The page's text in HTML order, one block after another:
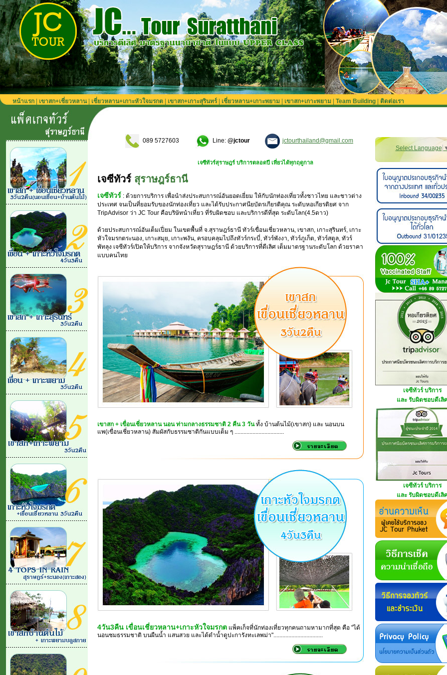
หน้าแรก เขาสก+เชี่ยวหลาน| เชี่ยวหลาน+เกาะหัวใจมรกต เขาสก+เกาะสุรินทร์| เชี่ยวหลาน+เกาะพยาม เขาสก+เกาะพยาม Team Building ติดต่อเรา
089 5727603 Line: @jctour jctourthailand@gmail.com
เจซีทัวร์สุราษฎร์ บริการตลอดปี เที่ยวได้ทุกฤดูกาล
เจซีทัวร์ สุราษฎร์ธานี
เจซีทัวร์ : ด้วยการบริการ เพื่อนำส่งประสบการณ์อันยอดเยี่ยม ให้กับนักท่องเที่ยวทั้งชาวไทย และชาวต่าง
ประเทศ จนเป็นที่ยอมรับของนักท่องเที่ยว และได้รับประกาศนียบัตรเกียรติคุณ ระดับหอเกียรติยศ จาก
TripAdvisor ว่า JC Tour คือบริษัทนำเที่ยว ที่รับผิดชอบ และบริการดีที่สุด ระดับโลก(4.5ดาว)
ด้วยประสบการณ์อันเต็มเปี่ยม ในเขตพื้นที่ จ.สุราษฎร์ธานี ทัวร์เขื่อนเชี่ยวหลาน, เขาสก, เกาะสุรินทร์, เกาะ
หัวใจมรกตระนอง, เกาะสมุย, เกาะพงัน, ครอบคลุมไปถึงทัวร์กระบี่, ทัวร์พังงา, ทัวร์ภูเก็ต, ทัวร์สตูล, ทัวร์
พัทลุง เจซีทัวร์เปิดให้บริการ จากจังหวัดสุราษฎร์ธานี ด้วยบริการที่ดีเลิศ เต็มมาตรฐานระดับโลก ด้วยราคา
แบบคนไทย
เขาสก + เขื่อนเชี่ยวหลาน นอน ท่ามกลางธรรมชาติ 2 คืน 3 วันทั้ง บ้านต้นไม้(เขาสก) และ นอนบน
แพ(เขื่อนเชี่ยวหลาน) สัมผัสกับธรรมชาติกันแบบเต็ม ๆ .................................
4วัน3คืน เขื่อนเชี่ยวหลาน+เกาะหัวใจมรกต แพ็คเก็จที่นักท่องเที่ยวทุกคนถามหามากที่สุด คือ "ได้
นอนชมธรรมชาติ บนผืนน้ำ แสนสวย และได้ดำน้ำดูปะการังทะเลพม่า".................................
Select Language
เจซีทัวร์ บริการ
และ รับผิดชอบดีเลิ
เจซีทัวร์ บริการ
และ รับผิดชอบดีเลิ